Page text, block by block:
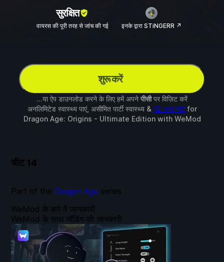
सुरक्षित
वायरस की पूरी तरह से जांच की गई इनके द्वारा STiNGERR ↗
शुरू करें
...या ऐप डाउनलोड करने के लिए हमें अपने पीसीपर विज़िट करें
अनलिमिटेड स्वास्थ्य पाएं, असीमित पार्टी स्वास्थ्य & 12 अन्य मॉडfor
Dragon Age: Origins - Ultimate Editionwith WeMod
चीट 14
WeMod के बारे में जानकारी
WeMod के साथ मॉडिंग की जानकारी
Part of the Dragon Age series